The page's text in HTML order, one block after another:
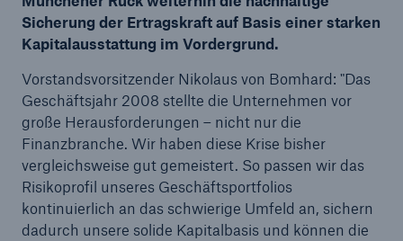
Sicherung der Ertragskraft auf Basis einer starken
Kapitalausstattung im Vordergrund.
Vorstandsvorsitzender Nikolaus von Bomhard: "Das
Geschäftsjahr 2008 stellte die Unternehmen vor
große Herausforderungen – nicht nur die
Finanzbranche. Wir haben diese Krise bisher
vergleichsweise gut gemeistert. So passen wir das
Risikoprofil unseres Geschäftsportfolios
kontinuierlich an das schwierige Umfeld an, sichern
dadurch unsere solide Kapitalbasis und können die